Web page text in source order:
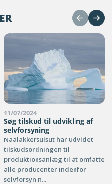
11/07/2024
Søg tilskud til udvikling af
selvforsyning
Naalakkersuisut har udvidet
tilskudsordningen til
produktionsanlæg til at omfatte
alle producenter indenfor
selvforsynin...